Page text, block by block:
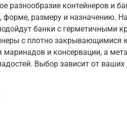
разнообразие контейнеров и
форме, размеру и назначению.
банки с герметичными
с плотно закрывающимися
и консервации, а
Выбор зависит от ваших